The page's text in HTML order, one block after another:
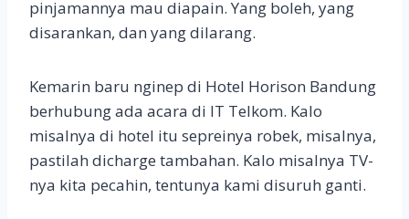
pinjamannya mau diapain. Yang boleh, yang
disarankan, dan yang dilarang.
Kemarin baru nginep di Hotel Horison Bandung
berhubung ada acara di IT Telkom. Kalo
misalnya di hotel itu sepreinya robek, misalnya,
pastilah dicharge tambahan. Kalo misalnya TV-
nya kita pecahin, tentunya kami disuruh ganti.